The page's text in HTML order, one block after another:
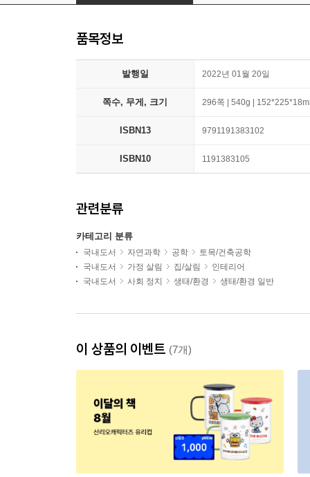
품목정보
발행일 2022년 01월 20일
쪽수, 무게, 크기 296쪽 | 540g |
ISBN13 9791191383102
ISBN10 1191383105
관련분류
카테고리 분류
국내도서 자연과학 공학
토목/건축공학
국내도서
가정 살림 집/살림
인테리어
국내도서
사회 정치 생태/환경 생태/환경 일반
이 상품의 이벤트 (7개)